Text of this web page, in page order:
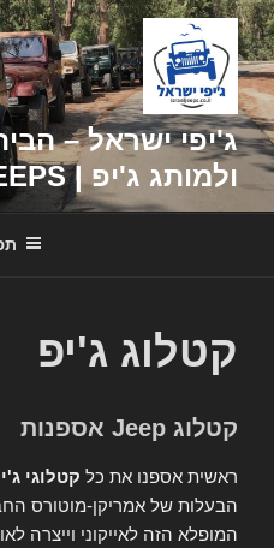
דילוג
לתוכן
ג'יפי ישראל –
ולמותג ג'יפ | ISRAEL JEEPS
קטלוג ג'יפ
קטלוג Jeep אספנות
ראשית אספנו את כל קטלוגי
הבעלות של אמריקן-מוטורס
המופלא הזה לאייקוני וייצרה